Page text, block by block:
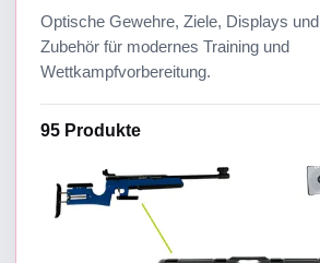
Optische Gewehre, Ziele, Displays und
Zubehör für modernes Training und
Wettkampfvorbereitung.
95 Produkte